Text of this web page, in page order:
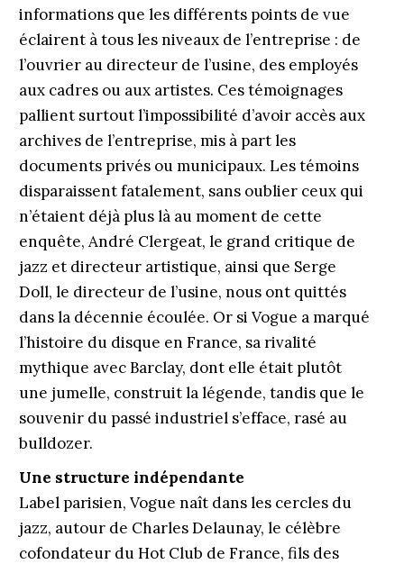
informations que les différents points de vue
éclairent à tous les niveaux de l’entreprise : de
l’ouvrier au directeur de l’usine, des employés
aux cadres ou aux artistes. Ces témoignages
pallient surtout l’impossibilité d’avoir accès aux
archives de l’entreprise, mis à part les
documents privés ou municipaux. Les témoins
disparaissent fatalement, sans oublier ceux qui
n’étaient déjà plus là au moment de cette
enquête, André Clergeat, le grand critique de
jazz et directeur artistique, ainsi que Serge
Doll, le directeur de l’usine, nous ont quittés
dans la décennie écoulée. Or si Vogue a marqué
l’histoire du disque en France, sa rivalité
mythique avec Barclay, dont elle était plutôt
une jumelle, construit la légende, tandis que le
souvenir du passé industriel s’efface, rasé au
bulldozer.
Une structure indépendante
Label parisien, Vogue naît dans les cercles du
jazz, autour de Charles Delaunay, le célèbre
cofondateur du Hot Club de France, fils des